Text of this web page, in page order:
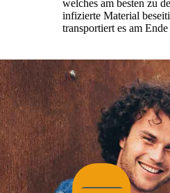
welches am besten zu
infizierte Material
transportiert es am Ende